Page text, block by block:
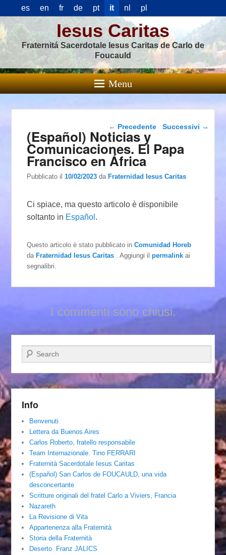
es en fr de pt it nl pl
Iesus Caritas
Fraternitá Sacerdotale Iesus Caritas de Carlo de
Foucauld
Menu
Navigazione articolo
← Precedente Successivi →
(Español) Noticias y
Comunicaciones. El Papa
Francisco en África
Pubblicato il10/02/2023 daFraternidad Iesus Caritas
Ci spiace, ma questo articolo è disponibile
soltanto in Español .
Questo articolo è stato pubblicato inComunidad Horeb
daFraternidad Iesus Caritas . Aggiungi ilpermalink ai
segnalibri.
I commenti sono chiusi.
Cerca
Info
Benvenuti
Lettera da Buenos Aires
Carlos Roberto, fratello responsabile
Team Internazionale. Tino FERRARI
Fraternità Sacerdotale Iesus Caritas
(Español) San Carlos de FOUCAULD, una vida
desconcertante
Scritture originali del fratel Carlo a Viviers, Francia
Nazareth
La Revisione di Vita
Appartenenza alla Fraternità
Storia della Fraternità
Deserto. Franz JALICS